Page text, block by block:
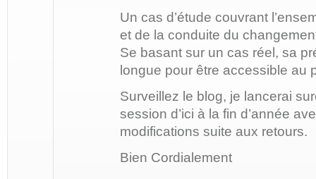
Un cas d’étude couvrant
et de la conduite du
Se basant sur un cas réel, sa
longue pour être accessible au
Surveillez le blog, je lancerai
session d’ici à la fin d’année
modifications suite aux retours.
Bien Cordialement